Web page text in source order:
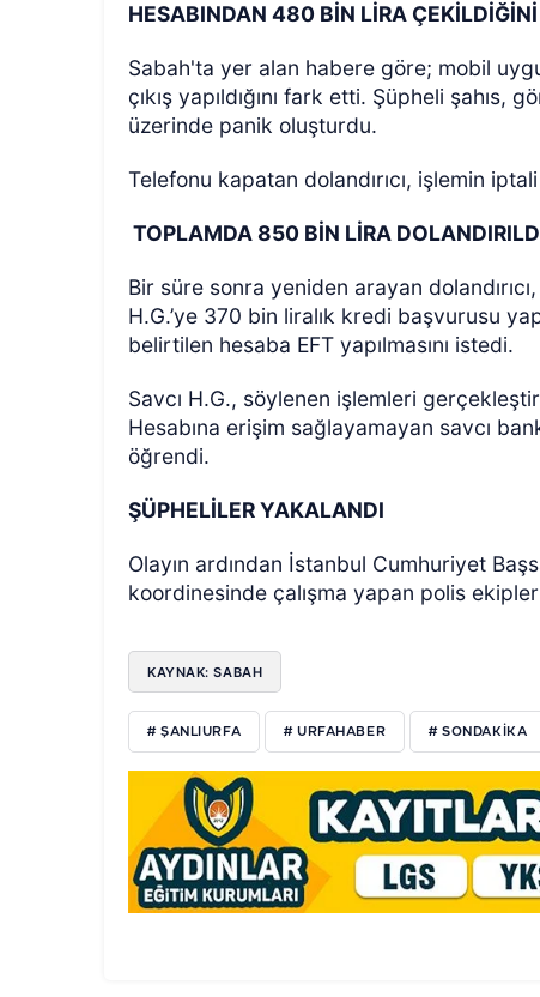
HESABINDAN 480 BİN LİRA ÇEKİLDİĞİNİ
Sabah'ta yer alan habere göre; mobil
çıkış yapıldığını fark etti. Şüpheli şahıs,
üzerinde panik oluşturdu.
Telefonu kapatan dolandırıcı, işlemin
TOPLAMDA 850 BİN LİRA
Bir süre sonra yeniden arayan
H.G.’ye 370 bin liralık kredi başvurusu
belirtilen hesaba EFT yapılmasını istedi.
Savcı H.G., söylenen işlemleri
Hesabına erişim sağlayamayan savcı
öğrendi.
ŞÜPHELİLER YAKALANDI
Olayın ardından İstanbul Cumhuriyet
koordinesinde çalışma yapan polis
KAYNAK: SABAH
# ŞANLIURFA # URFAHABER # SONDAKIKA